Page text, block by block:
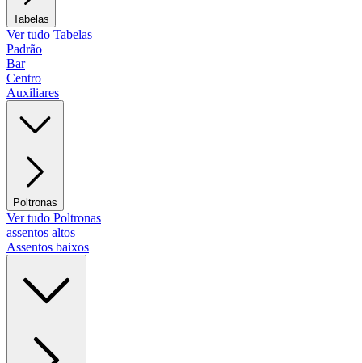
Tabelas
Ver tudo Tabelas
Padrão
Bar
Centro
Auxiliares
Poltronas
Ver tudo Poltronas
assentos altos
Assentos baixos